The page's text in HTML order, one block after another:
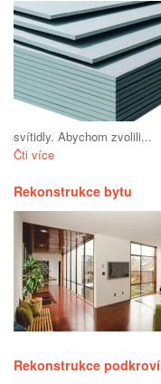
svítidly. Abychom zvolili...
Čti více
Rekonstrukce bytu
Rekonstrukce podkroví